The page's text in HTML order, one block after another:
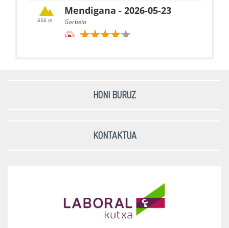
656 m
Mendigana - 2026-05-23
Gorbeia
Kamaraka - 2026-05-23
Alen
HONI BURUZ
KONTAKTUA